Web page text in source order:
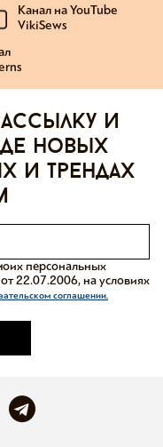
Канал на YouTube
VikiSews
и
новых
и трендах
персональных
22.07.2006, на условиях
соглашении.